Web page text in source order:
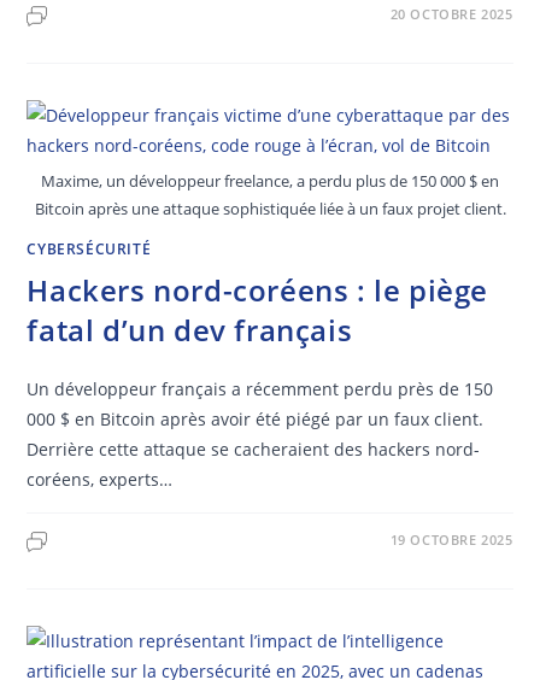
20 OCTOBRE 2025
Maxime, un développeur freelance, a perdu plus de 150 000 $ en
Bitcoin après une attaque sophistiquée liée à un faux projet client.
CYBERSÉCURITÉ
Hackers nord-coréens : le piège
fatal d’un dev français
Un développeur français a récemment perdu près de 150
000 $ en Bitcoin après avoir été piégé par un faux client.
Derrière cette attaque se cacheraient des hackers nord-
coréens, experts…
19 OCTOBRE 2025